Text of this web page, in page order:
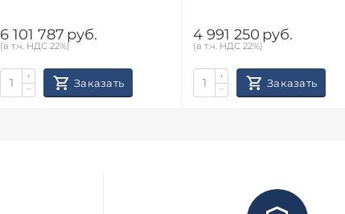
6 101 787 руб.
(в т.ч. НДС 22%)
+
−
Заказать
4 991 250 руб.
(в т.ч. НДС 22%)
+
−
Заказать